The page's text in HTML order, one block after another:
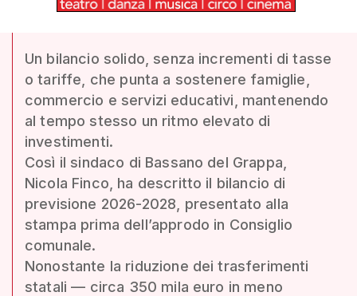
Un bilancio solido, senza incrementi di tasse
o tariffe, che punta a sostenere famiglie,
commercio e servizi educativi, mantenendo
al tempo stesso un ritmo elevato di
investimenti.
Così il sindaco di Bassano del Grappa,
Nicola Finco, ha descritto il bilancio di
previsione 2026-2028, presentato alla
stampa prima dell’approdo in Consiglio
comunale.
Nonostante la riduzione dei trasferimenti
statali — circa 350 mila euro in meno